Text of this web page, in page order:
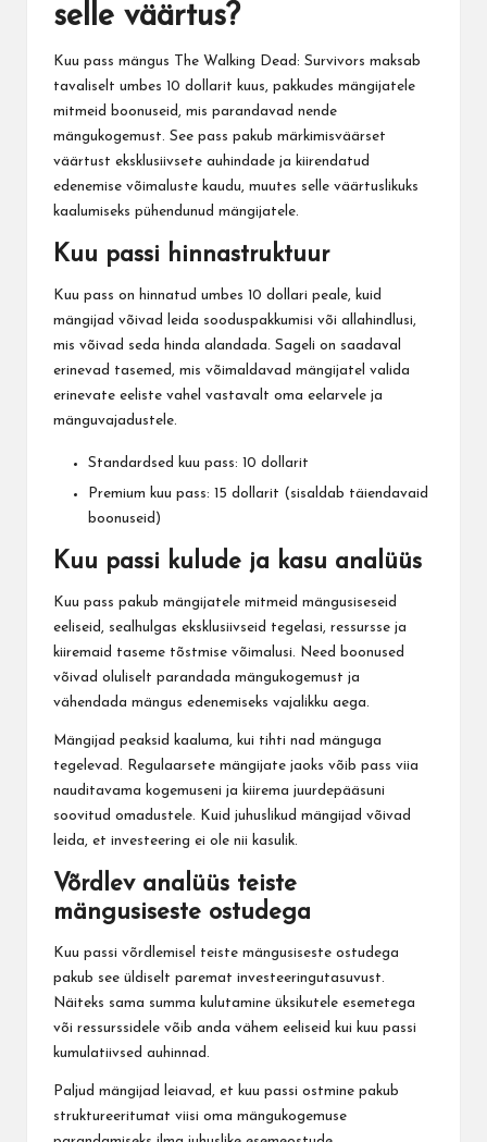
selle väärtus?
Kuu pass mängus The Walking Dead: Survivors maksab
tavaliselt umbes 10 dollarit kuus, pakkudes mängijatele
mitmeid boonuseid, mis parandavad nende
mängukogemust. See pass pakub märkimisväärset
väärtust eksklusiivsete auhindade ja kiirendatud
edenemise võimaluste kaudu, muutes selle väärtuslikuks
kaalumiseks pühendunud mängijatele.
Kuu passi hinnastruktuur
Kuu pass on hinnatud umbes 10 dollari peale, kuid
mängijad võivad leida sooduspakkumisi või allahindlusi,
mis võivad seda hinda alandada. Sageli on saadaval
erinevad tasemed, mis võimaldavad mängijatel valida
erinevate eeliste vahel vastavalt oma eelarvele ja
mänguvajadustele.
Standardsed kuu pass: 10 dollarit
Premium kuu pass: 15 dollarit (sisaldab täiendavaid
boonuseid)
Kuu passi kulude ja kasu analüüs
Kuu pass pakub mängijatele mitmeid mängusiseseid
eeliseid, sealhulgas eksklusiivseid tegelasi, ressursse ja
kiiremaid taseme tõstmise võimalusi. Need boonused
võivad oluliselt parandada mängukogemust ja
vähendada mängus edenemiseks vajalikku aega.
Mängijad peaksid kaaluma, kui tihti nad mänguga
tegelevad. Regulaarsete mängijate jaoks võib pass viia
nauditavama kogemuseni ja kiirema juurdepääsuni
soovitud omadustele. Kuid juhuslikud mängijad võivad
leida, et investeering ei ole nii kasulik.
Võrdlev analüüs teiste
mängusiseste ostudega
Kuu passi võrdlemisel teiste mängusiseste ostudega
pakub see üldiselt paremat investeeringutasuvust.
Näiteks sama summa kulutamine üksikutele esemetega
või ressurssidele võib anda vähem eeliseid kui kuu passi
kumulatiivsed auhinnad.
Paljud mängijad leiavad, et kuu passi ostmine pakub
struktureeritumat viisi oma mängukogemuse